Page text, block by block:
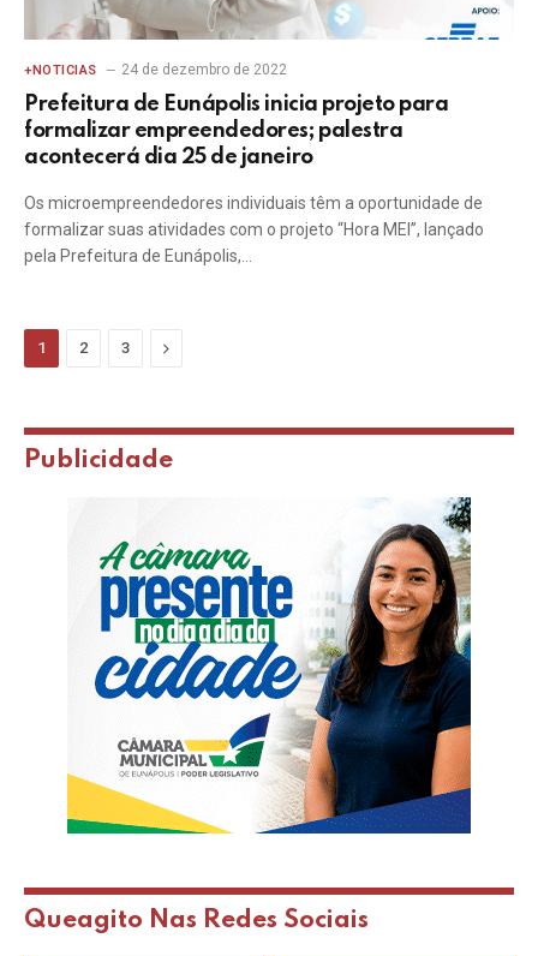
+NOTICIAS 24 de dezembro de 2022
Prefeitura de Eunápolis inicia projeto para
formalizar empreendedores; palestra
acontecerá dia 25 de janeiro
Os microempreendedores individuais têm a oportunidade de
formalizar suas atividades com o projeto “Hora MEI”, lançado
pela Prefeitura de Eunápolis,…
1 2 3 Next
Publicidade
Queagito Nas Redes Sociais